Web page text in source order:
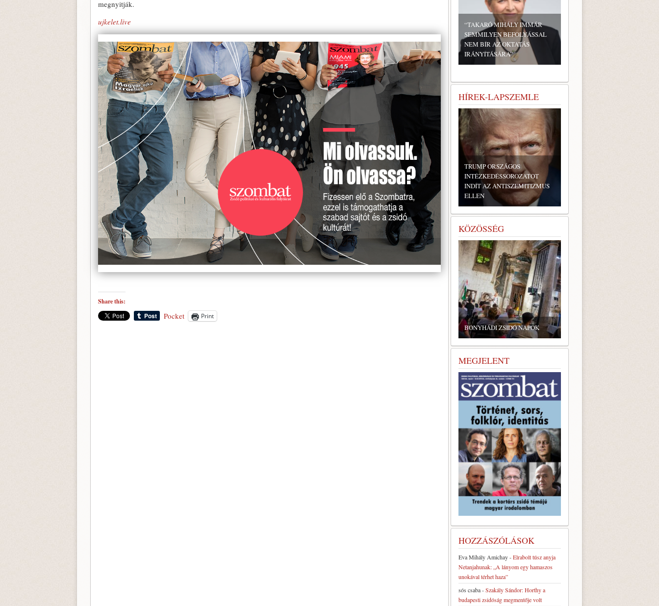
megnyitják.
ujkelet.live
Share this:
Pocket Print
“TAKARÓ MIHÁLY IMMÁR
SEMMILYEN BEFOLYÁSSAL
NEM BÍR AZ OKTATÁS
IRÁNYÍTÁSÁRA”
HÍREK-LAPSZEMLE
TRUMP ORSZÁGOS
INTÉZKEDÉSSOROZATOT
INDÍT AZ ANTISZEMITIZMUS
ELLEN
KÖZÖSSÉG
BONYHÁDI ZSIDÓ NAPOK
MEGJELENT
HOZZÁSZÓLÁSOK
Eva Mihály Amichay-Elrabolt túsz anyja
Netanjahunak: „A lányom egy hamaszos
unokával térhet haza”
sós csaba-Szakály Sándor: Horthy a
budapesti zsidóság megmentője volt